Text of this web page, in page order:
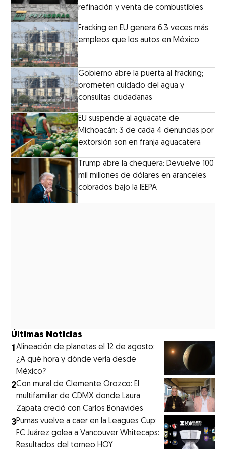
refinación y venta de combustibles
Fracking en EU genera 6.3 veces más
empleos que los autos en México
Gobierno abre la puerta al fracking;
prometen cuidado del agua y
consultas ciudadanas
EU suspende al aguacate de
Michoacán: 3 de cada 4 denuncias por
extorsión son en franja aguacatera
Trump abre la chequera: Devuelve 100
mil millones de dólares en aranceles
cobrados bajo la IEEPA
Últimas Noticias
1Alineación de planetas el 12 de agosto:
¿A qué hora y dónde verla desde
México?
2Con mural de Clemente Orozco: El
multifamiliar de CDMX donde Laura
Zapata creció con Carlos Bonavides
3Pumas vuelve a caer en la Leagues Cup;
FC Juárez golea a Vancouver Whitecaps:
Resultados del torneo HOY